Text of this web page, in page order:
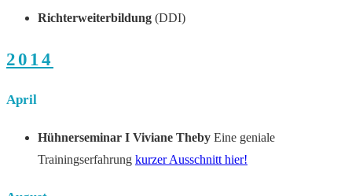
Richterweiterbildung (DDI)
2014
April
Hühnerseminar I Viviane Theby Eine geniale
Trainingserfahrung kurzer Ausschnitt hier!